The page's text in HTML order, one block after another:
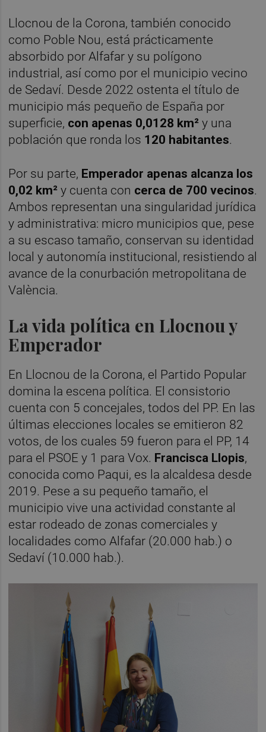
Llocnou de la Corona, también conocido
como Poble Nou, está prácticamente
absorbido por Alfafar y su polígono
industrial, así como por el municipio vecino
de Sedaví. Desde 2022 ostenta el título de
municipio más pequeño de España por
superficie, con apenas 0,0128 km² y una
población que ronda los 120 habitantes.
Por su parte, Emperador apenas alcanza los
0,02 km²y cuenta con cerca de 700 vecinos.
Ambos representan una singularidad jurídica
y administrativa: micro municipios que, pese
a su escaso tamaño, conservan su identidad
local y autonomía institucional, resistiendo al
avance de la conurbación metropolitana de
València.
La vida política en Llocnou y
Emperador
En Llocnou de la Corona, el Partido Popular
domina la escena política. El consistorio
cuenta con 5 concejales, todos del PP. En las
últimas elecciones locales se emitieron 82
votos, de los cuales 59 fueron para el PP, 14
para el PSOE y 1 para Vox. Francisca Llopis,
conocida como Paqui, es la alcaldesa desde
2019. Pese a su pequeño tamaño, el
municipio vive una actividad constante al
estar rodeado de zonas comerciales y
localidades como Alfafar (20.000 hab.) o
Sedaví (10.000 hab.).